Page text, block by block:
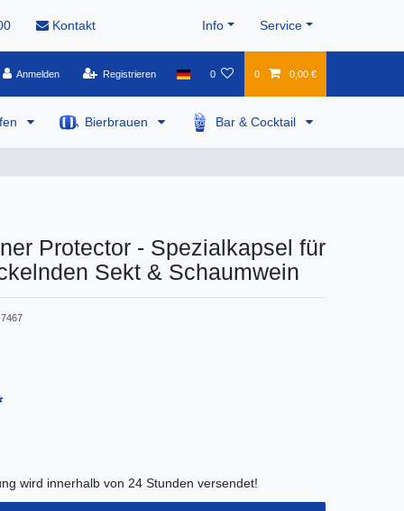
Kontakt Info Service
Anmelden Registrieren 0 0 0,00 €
Bierbrauen Bar & Cocktail
Protector - Spezialkapsel für
Sekt & Schaumwein
wird innerhalb von 24 Stunden versendet!